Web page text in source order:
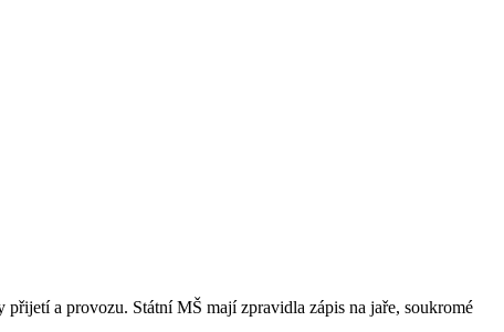
a provozu. Státní MŠ mají zpravidla zápis na jaře, soukromé